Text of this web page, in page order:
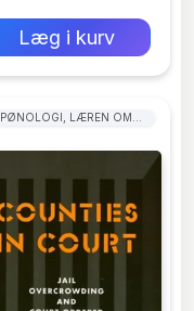
Læg i kurv
PØNOLOGI, LÆREN OM
SANKTIONER